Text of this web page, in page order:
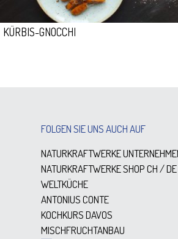
KÜRBIS-GNOCCHI
FOLGEN SIE UNS AUCH AUF
NATURKRAFTWERKE
NATURKRAFTWERKE SHOPCH/DE
WELTKÜCHE
ANTONIUS CONTE
KOCHKURS DAVOS
MISCHFRUCHTANBAU